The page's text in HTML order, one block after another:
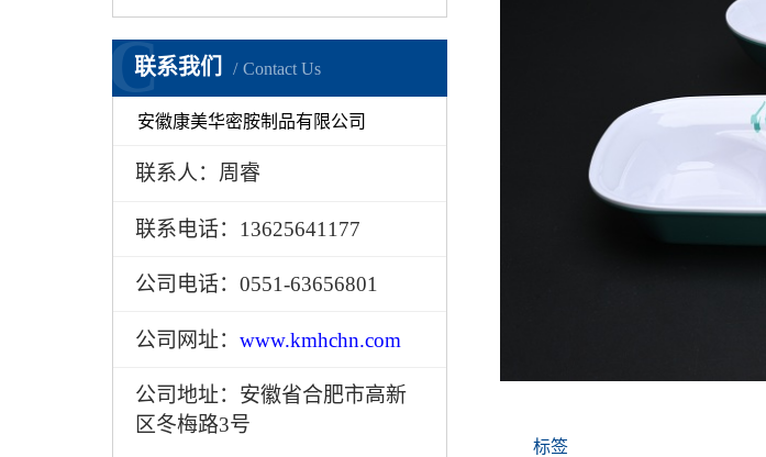
联系我们 Contact Us
C
安徽康美华密胺制品有限公司
联系人：周睿
联系电话：13625641177
公司电话：0551-63656801
公司网址： www.kmhchn.com
公司地址：安徽省合肥市高新
区冬梅路3号
标签